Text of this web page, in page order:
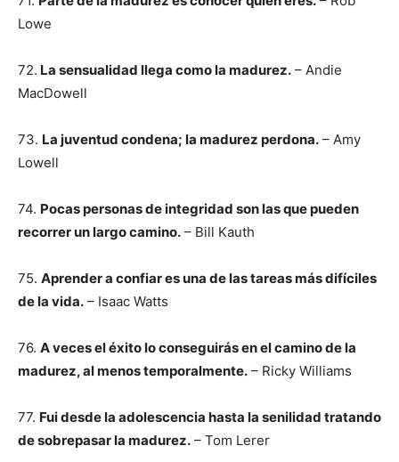
Lowe
72. La sensualidad llega como la madurez. – Andie
MacDowell
73. La juventud condena; la madurez perdona. – Amy
Lowell
74. Pocas personas de integridad son las que pueden
recorrer un largo camino. – Bill Kauth
75. Aprender a confiar es una de las tareas más difíciles
de la vida. – Isaac Watts
76. A veces el éxito lo conseguirás en el camino de la
madurez, al menos temporalmente. – Ricky Williams
77. Fui desde la adolescencia hasta la senilidad tratando
de sobrepasar la madurez. – Tom Lerer